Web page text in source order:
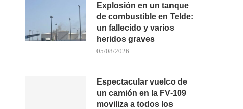
Explosión en un tanque
de combustible en Telde:
un fallecido y varios
heridos graves
05/08/2026
Espectacular vuelco de
un camión en la FV-109
moviliza a todos los